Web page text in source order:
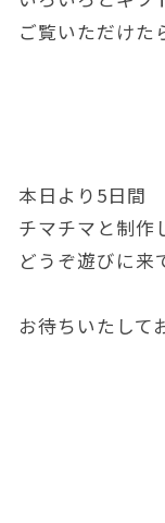
ご覧いただけた
本日より5日間
チマチマと制作
どうぞ遊びに来
お待ちいたして